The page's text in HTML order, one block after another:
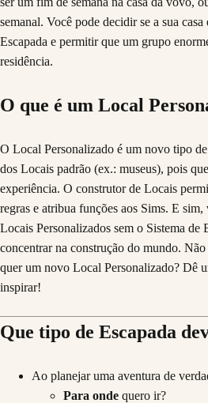
semanal. Você pode decidir se a sua casa
Escapada e permitir que um grupo
residência.
O que é um Local
O Local Personalizado é um novo tipo
dos Locais padrão (ex.: museus), pois
experiência. O construtor de Locais
regras e atribua funções aos Sims. E
Locais Personalizados sem o Sistema de
concentrar na construção do mundo.
quer um novo Local Personalizado? Dê
inspirar!
Que tipo de Escapada
Ao planejar uma aventura de
Para onde quero ir?